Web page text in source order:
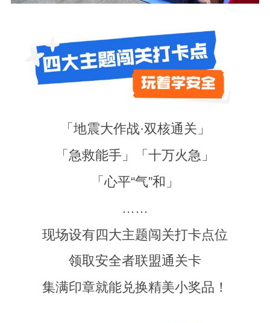
「地震大作战·双核通关」
「急救能手」「十万火急」
「心平“气”和」
……
现场设有四大主题闯关打卡点位
领取安全者联盟通关卡
集满印章就能兑换精美小奖品！